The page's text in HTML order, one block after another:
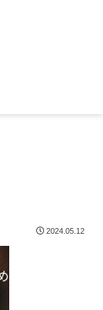
2024.05.12